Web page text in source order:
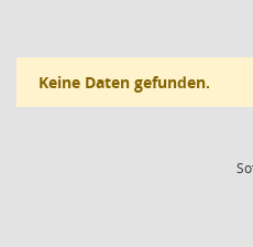
Keine Daten gefunden.